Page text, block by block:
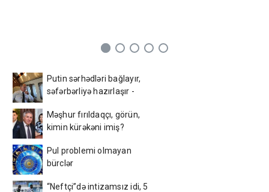
Putin sərhədləri bağlayır,
səfərbərliyə hazırlaşır -
Məşhur fırıldaqçı, görün,
kimin kürəkəni imiş?
Pul problemi olmayan
bürclər
“Neftçi”də intizamsız idi, 5